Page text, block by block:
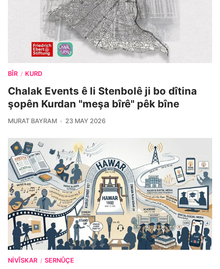
BÎR / KURD
Chalak Events ê li Stenbolê ji bo dîtina
şopên Kurdan "meşa bîrê" pêk bîne
MURAT BAYRAM 23 MAY 2026
NIVÎSKAR / SERNÛÇE